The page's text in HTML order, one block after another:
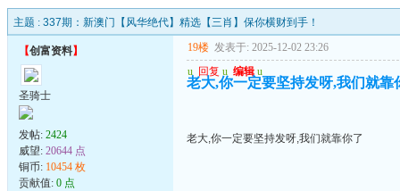
主题 : 337期：新澳门【风华绝代】精选【三肖】保你横财到手！
【创富资料】
圣骑士
发帖: 2424
威望: 20644 点
铜币: 10454 枚
贡献值: 0 点
19楼 发表于: 2025-12-02 23:26
u 回复 u 编辑 u
老大,你一定要坚持发呀,我们就靠
老大,你一定要坚持发呀,我们就靠你了